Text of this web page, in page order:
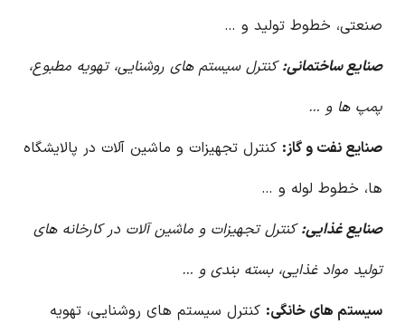
صنعتی، خطوط تولید و …
صنایع ساختمانی:کنترل سیستم های روشنایی، تهویه مطبوع،
پمپ ها و …
صنایع نفت و گاز: کنترل تجهیزات و ماشین آلات در پالایشگاه
ها، خطوط لوله و …
صنایع غذایی:کنترل تجهیزات و ماشین آلات در کارخانه های
تولید مواد غذایی، بسته بندی و …
سیستم های خانگی: کنترل سیستم های روشنایی، تهویه